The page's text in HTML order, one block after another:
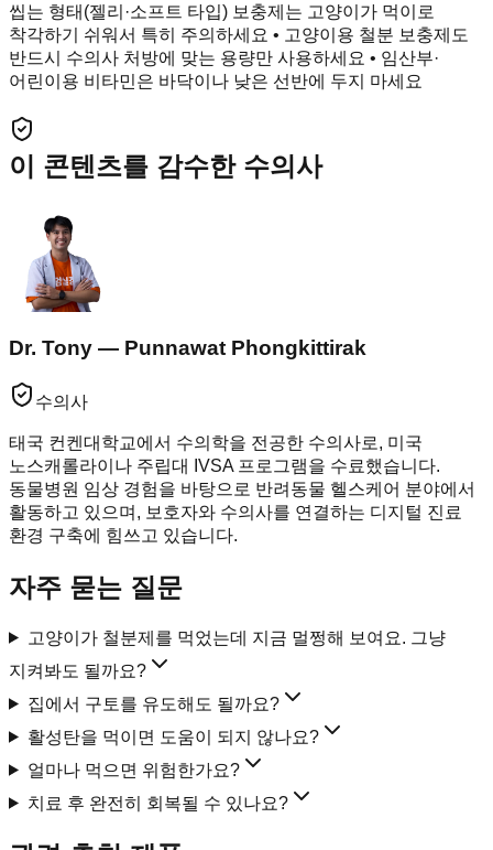
씹는 형태(젤리·소프트 타입) 보충제는 고양이가 먹이로
착각하기 쉬워서 특히 주의하세요 • 고양이용 철분 보충제도
반드시 수의사 처방에 맞는 용량만 사용하세요 • 임산부·
어린이용 비타민은 바닥이나 낮은 선반에 두지 마세요
이 콘텐츠를 감수한 수의사
Dr. Tony — Punnawat Phongkittirak
수의사
태국 컨켄대학교에서 수의학을 전공한 수의사로, 미국
노스캐롤라이나 주립대 IVSA 프로그램을 수료했습니다.
동물병원 임상 경험을 바탕으로 반려동물 헬스케어 분야에서
활동하고 있으며, 보호자와 수의사를 연결하는 디지털 진료
환경 구축에 힘쓰고 있습니다.
자주 묻는 질문
고양이가 철분제를 먹었는데 지금 멀쩡해 보여요. 그냥
지켜봐도 될까요?
집에서 구토를 유도해도 될까요?
활성탄을 먹이면 도움이 되지 않나요?
얼마나 먹으면 위험한가요?
치료 후 완전히 회복될 수 있나요?